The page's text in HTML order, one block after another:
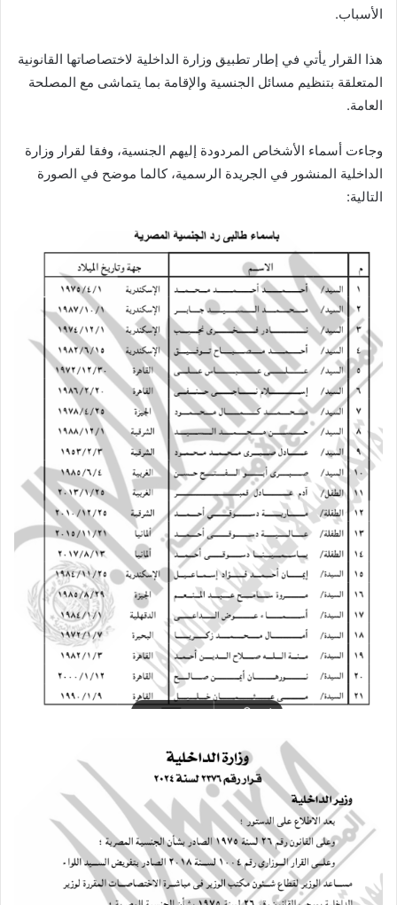
الأسباب.
هذا القرار يأتي في إطار تطبيق وزارة الداخلية لاختصاصاتها القانونية
المتعلقة بتنظيم مسائل الجنسية والإقامة بما يتماشى مع المصلحة
العامة.
وجاءت أسماء الأشخاص المردودة إليهم الجنسية، وفقا لقرار وزارة
الداخلية المنشور في الجريدة الرسمية، كالما موضح في الصورة
التالية: